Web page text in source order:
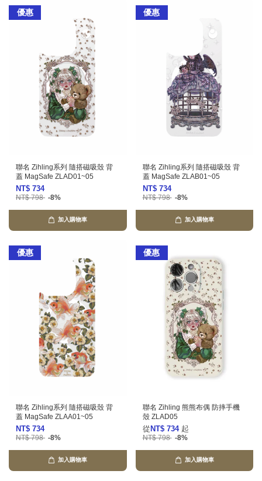
優惠
聯名 Zihling系列 隨搭磁吸殼 背
蓋 MagSafe ZLAD01~05
NT$ 734
NT$ 798 -8%
加入購物車
優惠
聯名 Zihling系列 隨搭磁吸殼 背
蓋 MagSafe ZLAB01~05
NT$ 734
NT$ 798 -8%
加入購物車
優惠
聯名 Zihling系列 隨搭磁吸殼 背
蓋 MagSafe ZLAA01~05
NT$ 734
NT$ 798 -8%
加入購物車
優惠
聯名 Zihling 熊熊布偶 防摔手機
殼 ZLAD05
從 NT$ 734 起
NT$ 798 -8%
加入購物車